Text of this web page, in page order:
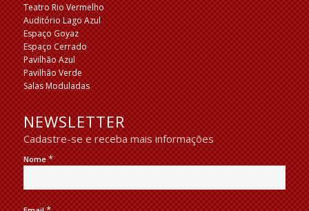
Teatro Rio Vermelho
Auditório Lago Azul
Espaço Goyaz
Espaço Cerrado
Pavilhão Azul
Pavilhão Verde
Salas Moduladas
NEWSLETTER
Cadastre-se e receba mais informações
Nome*